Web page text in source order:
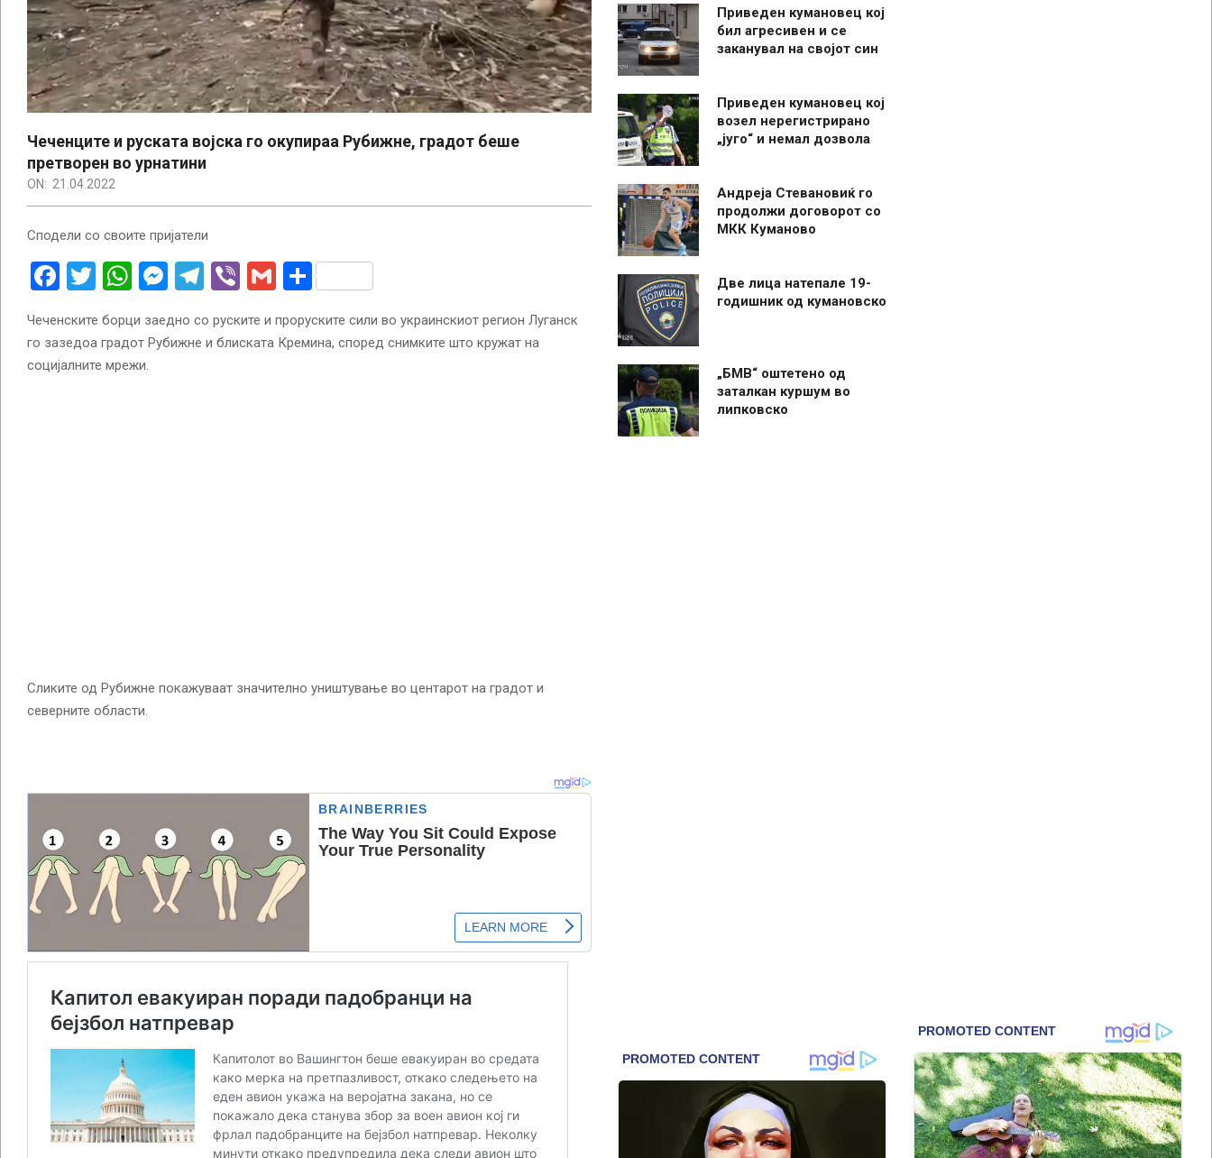
Чеченците и руската војска го окупираа Рубижне, градот беше
претворен во урнатини
ON: 21.04.2022
Сподели со своите пријатели
Facebook
Twitter
WhatsApp
Messenger
Telegram
ViberGmailShare
Чеченските борци заедно со руските и проруските сили во украинскиот регион Луганск
го зазедоа градот Рубижне и блиската Кремина, според снимките што кружат на
социјалните мрежи.
Сликите од Рубижне покажуваат значително уништување во центарот на градот и
северните области.
Приведен кумановец кој
бил агресивен и се
заканувал на својот син
Приведен кумановец кој
возел нерегистрирано
„југо“ и немал дозвола
Андреја Стевановиќ го
продолжи договорот со
МКК Куманово
Две лица натепале 19-
годишник од кумановско
„БМВ“ оштетено од
заталкан куршум во
липковско